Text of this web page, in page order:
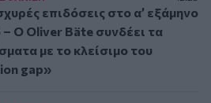
επιδόσεις στο α’ εξάμηνο
– Ο Oliver Bäte συνδέει τα
με το κλείσιμο του
gap»